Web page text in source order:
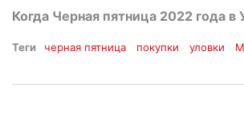
Когда Черная пятница 2022 года в
Теги черная пятница покупки уловки